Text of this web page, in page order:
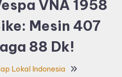
VNA 1958
Mesin 407
88 Dk!
Lokal Indonesia